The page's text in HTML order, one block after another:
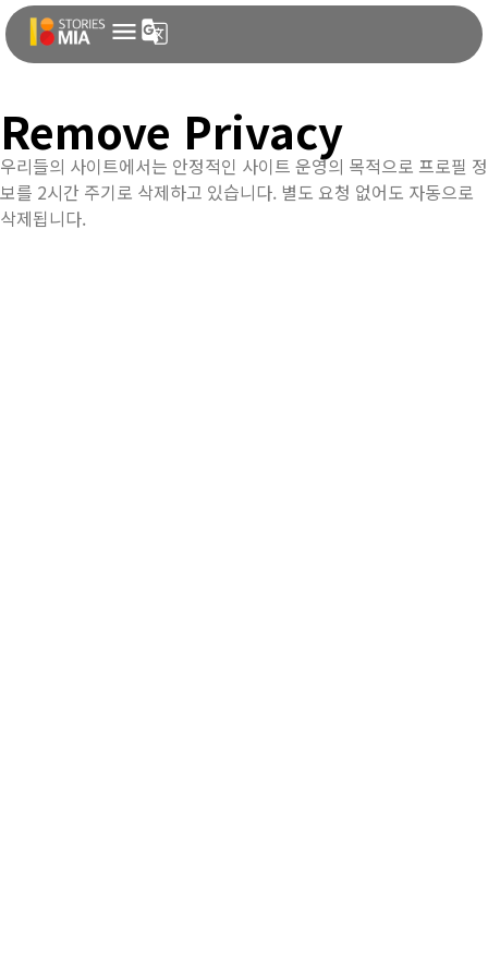
Remove Privacy
우리들의 사이트에서는 안정적인 사이트 운영의 목적으로 프로필 정
보를 2시간 주기로 삭제하고 있습니다. 별도 요청 없어도 자동으로
삭제됩니다.